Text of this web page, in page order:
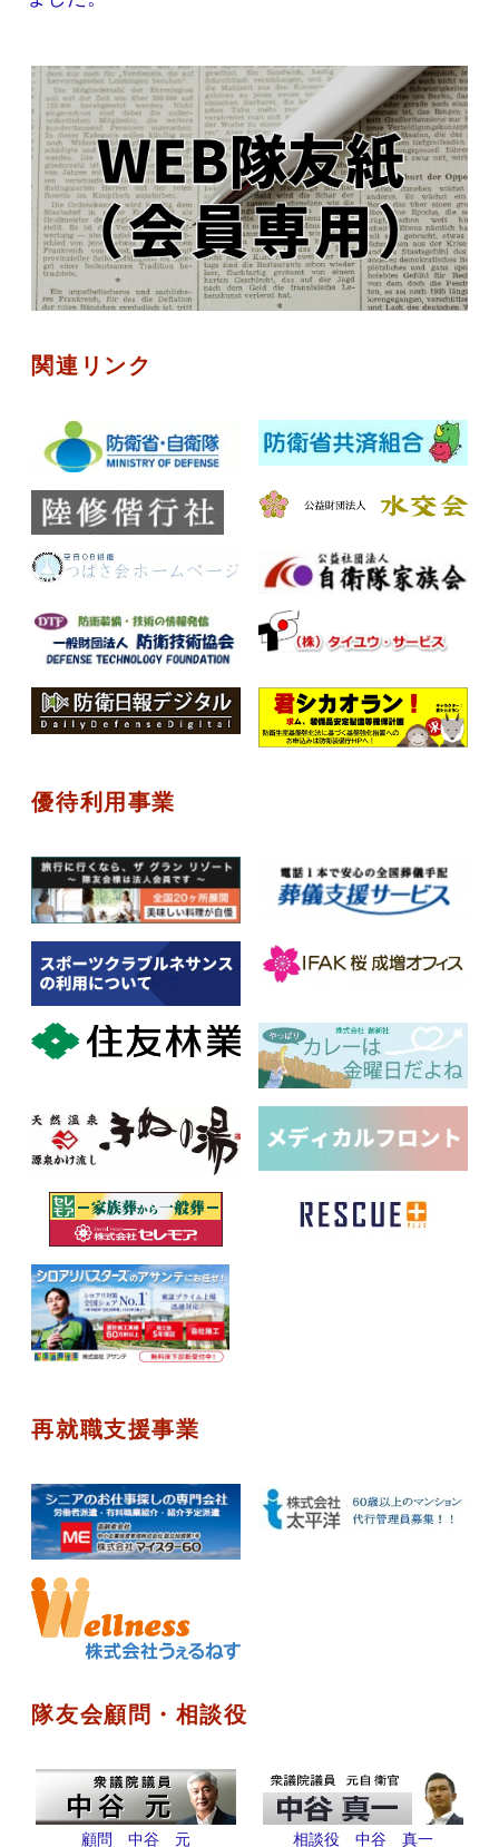
関連リンク
優待利用事業
再就職支援事業
隊友会顧問・相談役
顧問 中谷 元 相談役 中谷 真一